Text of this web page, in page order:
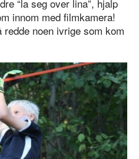
“la seg over lina”, hjalp
innom med filmkamera!
noen ivrige som kom